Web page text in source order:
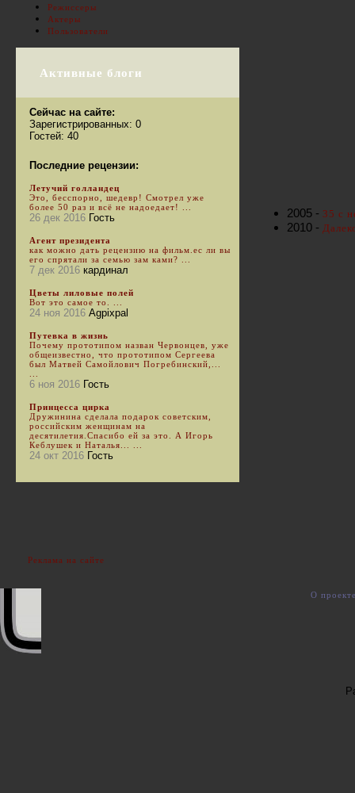
2005 - 35 с
2010 -
Режиссеры
Актеры
Пользователи
Активные блоги
Сейчас на сайте:
Зарегистрированных: 0
Гостей: 40
Последние рецензии:
Летучий голландец
Это, бесспорно, шедевр! Смотрел уже
более 50 раз и всё не надоедает! ...
26 дек 2016 Гость
Агент президента
как можно дать рецензию на фильм.ес ли вы
его спрятали за семью зам ками? ...
7 дек 2016 кардинал
Цветы лиловые полей
Вот это самое то. ...
24 ноя 2016 Agpixpal
Путевка в жизнь
Почему прототипом назван Червонцев, уже
общеизвестно, что прототипом Сергеева
был Матвей Самойлович Погребинский,...
6 ноя 2016 Гость
Принцесса цирка
Дружинина сделала подарок советским,
российским женщинам на
десятилетия.Спасибо ей за это. А Игорь
Кеблушек и Наталья... ...
24 окт 2016 Гость
Реклама на сайте
О